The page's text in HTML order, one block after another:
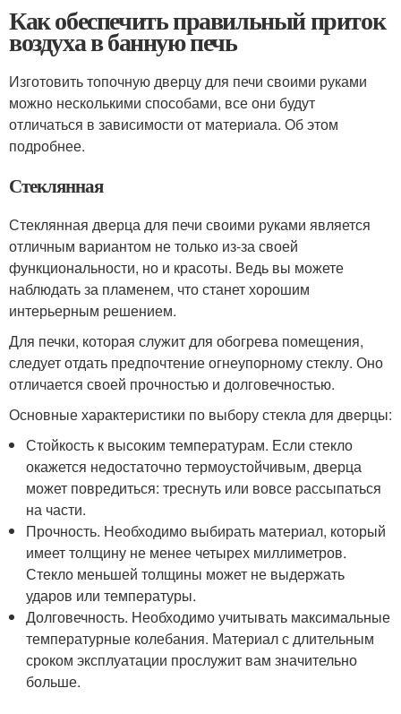
Как обеспечить правильный приток
воздуха в банную печь
Изготовить топочную дверцу для печи своими руками
можно несколькими способами, все они будут
отличаться в зависимости от материала. Об этом
подробнее.
Стеклянная
Стеклянная дверца для печи своими руками является
отличным вариантом не только из-за своей
функциональности, но и красоты. Ведь вы можете
наблюдать за пламенем, что станет хорошим
интерьерным решением.
Для печки, которая служит для обогрева помещения,
следует отдать предпочтение огнеупорному стеклу. Оно
отличается своей прочностью и долговечностью.
Основные характеристики по выбору стекла для дверцы:
Стойкость к высоким температурам. Если стекло
окажется недостаточно термоустойчивым, дверца
может повредиться: треснуть или вовсе рассыпаться
на части.
Прочность. Необходимо выбирать материал, который
имеет толщину не менее четырех миллиметров.
Стекло меньшей толщины может не выдержать
ударов или температуры.
Долговечность. Необходимо учитывать максимальные
температурные колебания. Материал с длительным
сроком эксплуатации прослужит вам значительно
больше.